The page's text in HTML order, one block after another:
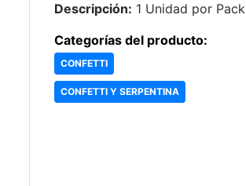
Descripción: 1 Unidad por Pack
Categorías del producto:
CONFETTI
CONFETTI Y SERPENTINA